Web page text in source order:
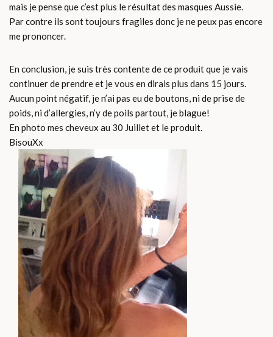
mais je pense que c’est plus le résultat des masques Aussie.
Par contre ils sont toujours fragiles donc je ne peux pas encore
me prononcer.
En conclusion, je suis très contente de ce produit que je vais
continuer de prendre et je vous en dirais plus dans 15 jours.
Aucun point négatif, je n’ai pas eu de boutons, ni de prise de
poids, ni d’allergies, n’y de poils partout, je blague!
En photo mes cheveux au 30 Juillet et le produit.
BisouXx